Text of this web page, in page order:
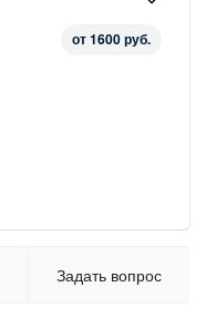
от 1600 руб.
Задать вопрос